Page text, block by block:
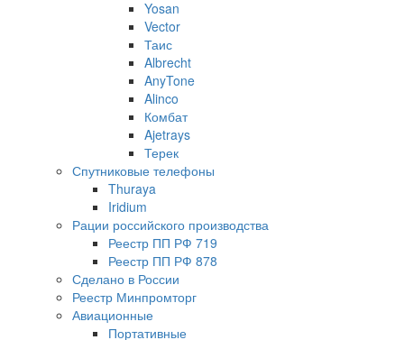
Yosan
Vector
Таис
Albrecht
AnyTone
Alinco
Комбат
Ajetrays
Терек
Спутниковые телефоны
Thuraya
Iridium
Рации российского производства
Реестр ПП РФ 719
Реестр ПП РФ 878
Сделано в России
Реестр Минпромторг
Авиационные
Портативные